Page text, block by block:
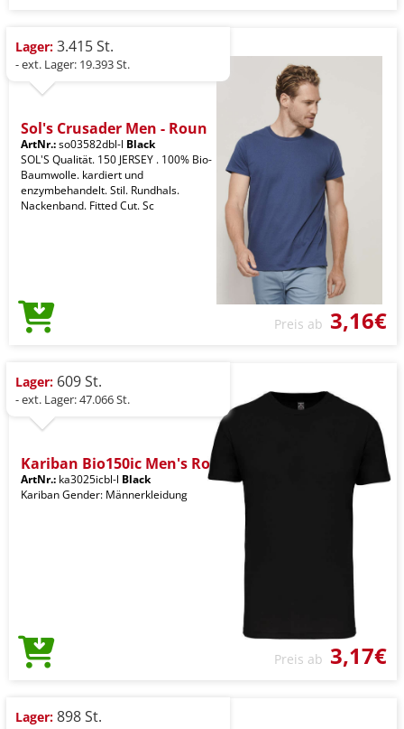
Lager: 3.415 St.
- ext. Lager: 19.393 St.
Sol's Crusader Men - Roun
ArtNr.:so03582dbl-l Black
SOL'S Qualität. 150 JERSEY . 100% Bio-
Baumwolle. kardiert und
enzymbehandelt. Stil. Rundhals.
Nackenband. Fitted Cut. Sc
Preis ab 3,16€
Lager: 609 St.
- ext. Lager: 47.066 St.
Kariban Bio150ic Men's Ro
ArtNr.: ka3025icbl-l Black
Kariban Gender: Männerkleidung
Preis ab 3,17€
Lager: 898 St.